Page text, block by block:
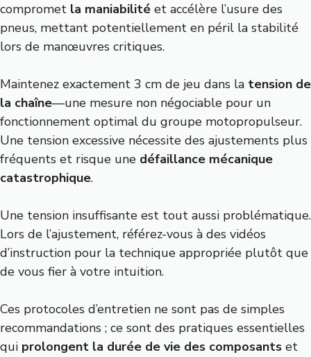
compromet la maniabilité et accélère l’usure des
pneus, mettant potentiellement en péril la stabilité
lors de manœuvres critiques.
Maintenez exactement 3 cm de jeu dans la tension de
la chaîne—une mesure non négociable pour un
fonctionnement optimal du groupe motopropulseur.
Une tension excessive nécessite des ajustements plus
fréquents et risque une défaillance mécanique
catastrophique.
Une tension insuffisante est tout aussi problématique.
Lors de l’ajustement, référez-vous à des vidéos
d’instruction pour la technique appropriée plutôt que
de vous fier à votre intuition.
Ces protocoles d’entretien ne sont pas de simples
recommandations ; ce sont des pratiques essentielles
qui prolongent la durée de vie des composants et